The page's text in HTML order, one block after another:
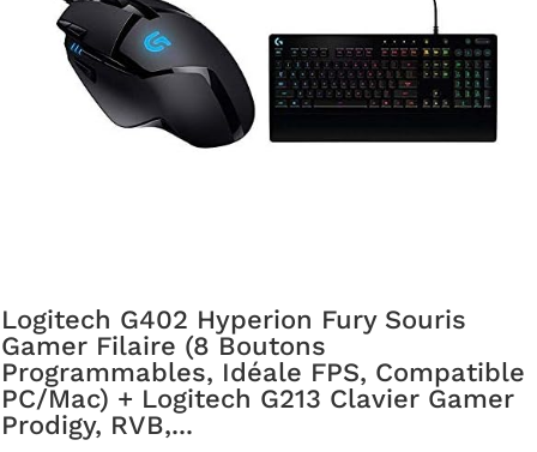
Logitech G402 Hyperion Fury Souris
Gamer Filaire (8 Boutons
Programmables, Idéale FPS, Compatible
PC/Mac) + Logitech G213 Clavier Gamer
Prodigy, RVB,...